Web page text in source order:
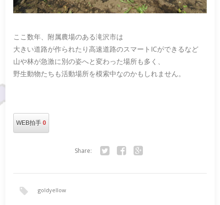
ここ数年、附属農場のある滝沢市は
大きい道路が作られたり高速道路のスマートICができるなど
山や林が急激に別の姿へと変わった場所も多く、
野生動物たちも活動場所を模索中なのかもしれません。
WEB拍手0
Share:
goldyellow